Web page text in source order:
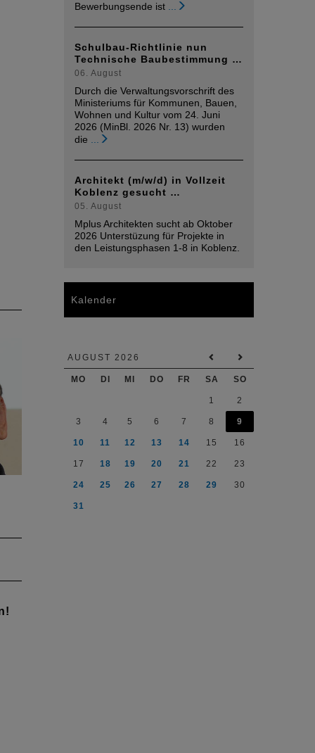
Bewerbungsende ist
Schulbau-Richtlinie nun
Technische Baubestimmung …
06. August
Durch die Verwaltungsvorschrift des
Ministeriums für Kommunen, Bauen,
Wohnen und Kultur vom 24. Juni
2026 (MinBl. 2026 Nr. 13) wurden
die
Architekt (m/w/d) in Vollzeit
Koblenz gesucht …
05. August
Mplus Architekten sucht ab Oktober
2026 Unterstüzung für Projekte in
den Leistungsphasen 1-8 in Koblenz.
Kalender
AUGUST 2026
MO DI MI DO FR SA SO
1 2
3 4 5 6 7 8 9
10 11 12 13 14 15 16
17 18 19 20 21 22 23
24 25 26 27 28 29 30
31